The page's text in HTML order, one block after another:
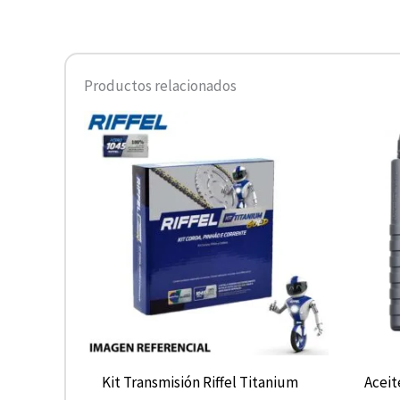
Productos relacionados
Kit Transmisión Riffel Titanium